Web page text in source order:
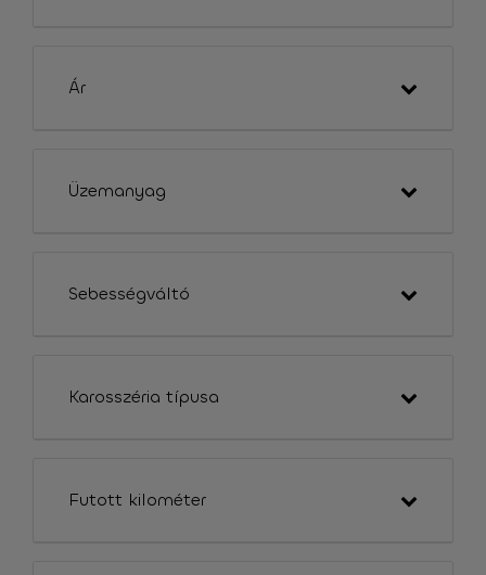
Ár
Üzemanyag
Sebességváltó
Karosszéria típusa
Futott kilométer